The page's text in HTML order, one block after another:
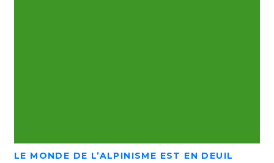
LE MONDE DE L’ALPINISME EST EN DEUIL